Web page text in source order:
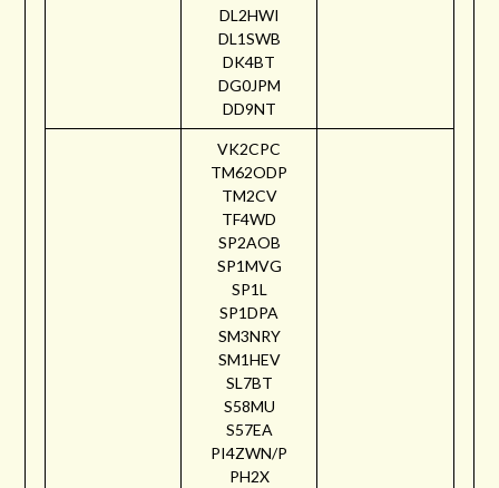
DL2HWI
DL1SWB
DK4BT
DG0JPM
DD9NT
VK2CPC
TM62ODP
TM2CV
TF4WD
SP2AOB
SP1MVG
SP1L
SP1DPA
SM3NRY
SM1HEV
SL7BT
S58MU
S57EA
PI4ZWN/P
PH2X